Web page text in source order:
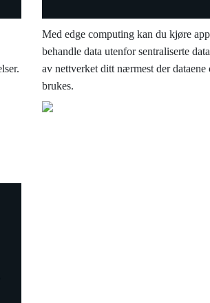
Med edge computing kan du kjøre
behandle data utenfor sentraliserte
av nettverket ditt nærmest der dataene
brukes.